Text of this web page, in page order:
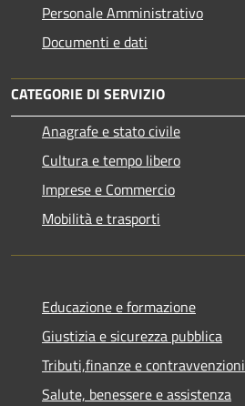
Personale Amministrativo
Documenti e dati
CATEGORIE DI SERVIZIO
Anagrafe e stato civile
Cultura e tempo libero
Imprese e Commercio
Mobilità e trasporti
Educazione e formazione
Giustizia e sicurezza pubblica
Tributi,finanze e contravvenzioni
Salute, benessere e assistenza